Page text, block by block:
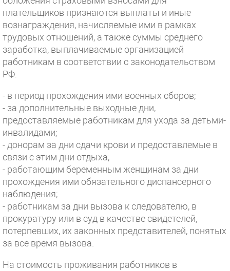
плательщиков признаются выплаты и иные
вознаграждения, начисляемые ими в рамках
трудовых отношений, а также суммы среднего
заработка, выплачиваемые организацией
работникам в соответствии с законодательством
РФ:
- в период прохождения ими военных сборов;
- за дополнительные выходные дни,
предоставляемые работникам для ухода за детьми-
инвалидами;
- донорам за дни сдачи крови и предоставлемые в
связи с этим дни отдыха;
- работающим беременным женщинам за дни
прохождения ими обязательного диспансерного
наблюдения;
- работникам за дни вызова к следователю, в
прокуратуру или в суд в качестве свидетелей,
потерпевших, их законных представителей, понятых
за все время вызова.
На стоимость проживания работников в